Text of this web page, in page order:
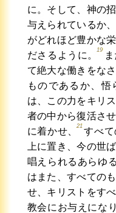
に。そして、神の
与えられているか
がどれほど豊かな
ださるように。
19
て絶大な働きをな
ものであるか、
は、この力をキリ
者の中から復活さ
に着かせ、
21
すべ
上に置き、今の世
唱えられるあらゆ
はまた、すべての
せ、キリストをす
教会にお与えにな